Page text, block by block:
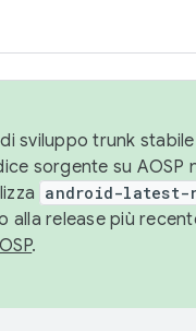
sviluppo trunk
sorgente su AOSP
android-latest-
alla release più
.